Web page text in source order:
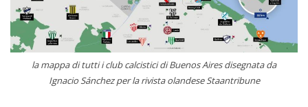
la mappa di tutti i club calcistici di Buenos Aires disegnata da
Ignacio Sánchez per la rivista olandeseStaantribune